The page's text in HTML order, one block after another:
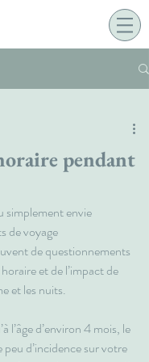
pendant
simplement envie
de voyage
de questionnements
et de l’impact de
et les nuits.
l’âge d’environ 4 mois, le
peu d’incidence sur votre